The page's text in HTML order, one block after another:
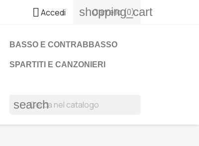
Accedi shopping_cart
Carrello(0)
BASSO E CONTRABBASSO
SPARTITI E CANZONIERI
search